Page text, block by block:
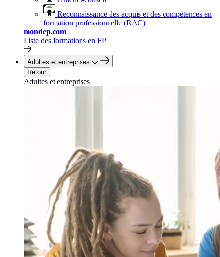
Reconnaissance des acquis et des compétences en
formation professionnelle (RAC)
mondep.com
Liste des formations en FP
Adultes et entreprises
Retour
Adultes et entreprises